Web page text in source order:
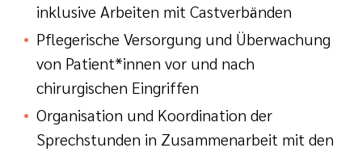
inklusive Arbeiten mit Castverbänden
Pflegerische Versorgung und Überwachung
von Patient*innen vor und nach
chirurgischen Eingriffen
Organisation und Koordination der
Sprechstunden in Zusammenarbeit mit den